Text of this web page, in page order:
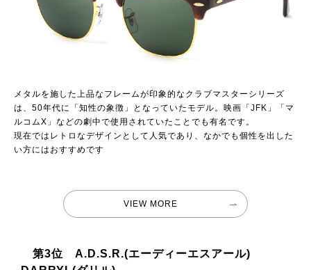
メタルを施した上品なフレームが印象的なクラブマスターシリーズ
は、50年代に「知性の象徴」となっていたモデル。映画「JFK」「マ
ルコムX」などの劇中で使用されていたことでも有名です。
現在ではレトロなデザインとして人気であり、なかでも個性を出した
い方にはおすすめです
VIEW MORE
第3位 A.D.S.R.(エーディーエスアール)